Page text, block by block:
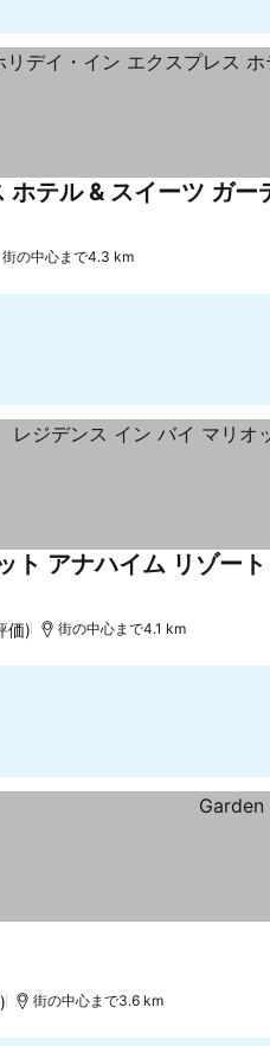
テル & スイーツ ガー
街の中心まで4.3 km
ト アナハイム リゾー
価) 街の中心まで4.1 km
街の中心まで3.6 km